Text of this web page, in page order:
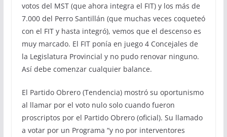
votos del MST (que ahora integra el FIT) y los más de
7.000 del Perro Santillán (que muchas veces coqueteó
con el FIT y hasta integró), vemos que el descenso es
muy marcado. El FIT ponía en juego 4 Concejales de
la Legislatura Provincial y no pudo renovar ninguno.
Así debe comenzar cualquier balance.
El Partido Obrero (Tendencia) mostró su oportunismo
al llamar por el voto nulo solo cuando fueron
proscriptos por el Partido Obrero (oficial). Su llamado
a votar por un Programa “y no por interventores